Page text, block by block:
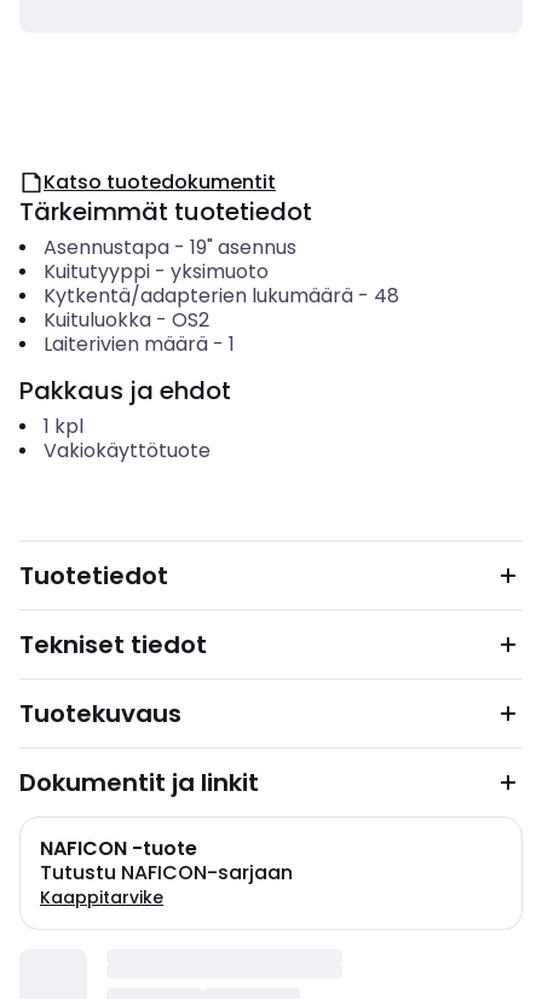
Katso tuotedokumentit
Tärkeimmät tuotetiedot
Asennustapa- 19" asennus
Kuitutyyppi- yksimuoto
Kytkentä/adapterien lukumäärä- 48
Kuituluokka- OS2
Laiterivien määrä- 1
Pakkaus ja ehdot
1 kpl
Vakiokäyttötuote
Tuotetiedot
Tekniset tiedot
Tuotekuvaus
Dokumentit ja linkit
NAFICON -tuote
Tutustu NAFICON-sarjaan
Kaappitarvike